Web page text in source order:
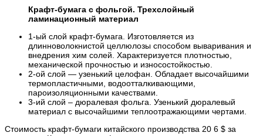
Крафт-бумага с фольгой. Трехслойный
ламинационный материал
1-ый слой крафт-бумага. Изготовляется из
длинноволокнистой целлюлозы способом вываривания и
внедрения хим солей. Характеризуется плотностью,
механической прочностью и износостойкостью.
2-ой слой — узенький целофан. Обладает высочайшими
термопластичными, водоотталкивающими,
пароизоляционными качествами.
3-ий слой – дюралевая фольга. Узенький дюралевый
материал с высочайшими теплоотражающими чертами.
Стоимость крафт-бумаги китайского производства 20 6 $ за